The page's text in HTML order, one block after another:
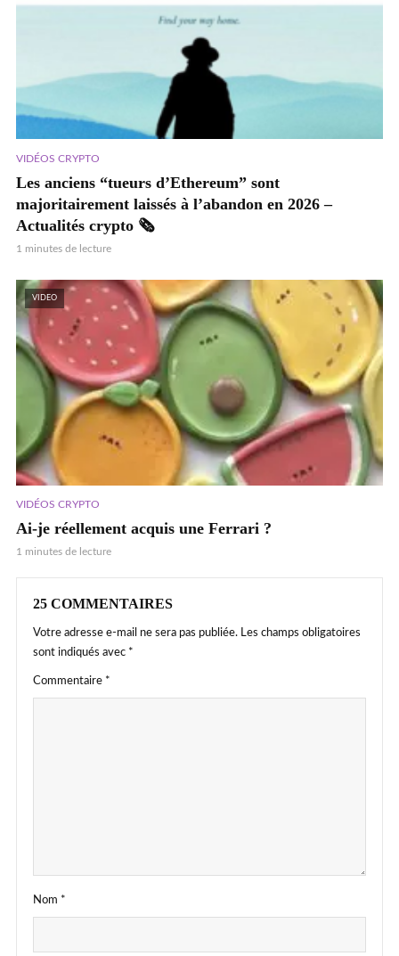
VIDÉOS CRYPTO
Les anciens “tueurs d’Ethereum” sont
majoritairement laissés à l’abandon en 2026 –
Actualités crypto 🗞️
1 minutes de lecture
VIDEO
VIDÉOS CRYPTO
Ai-je réellement acquis une Ferrari ?
1 minutes de lecture
25 COMMENTAIRES
Votre adresse e-mail ne sera pas publiée. Les champs obligatoires
sont indiqués avec *
Commentaire *
Nom *